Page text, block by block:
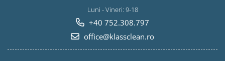
Luni - Vineri: 9-18
+40 752.308.797
office@klassclean.ro